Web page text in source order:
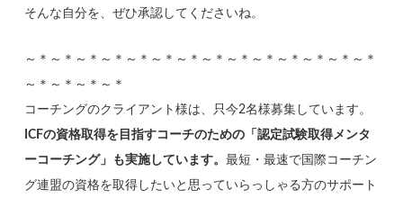
そんな自分を、ぜひ承認してくださいね。
～＊～＊～＊～＊～＊～＊～＊～＊～＊～＊～＊～＊～＊～＊
～＊～＊～＊～＊
コーチングのクライアント様は、只今2名様募集しています。
ICFの資格取得を目指すコーチのための「認定試験取得メンタ
ーコーチング」も実施しています。最短・最速で国際コーチン
グ連盟の資格を取得したいと思っていらっしゃる方のサポート